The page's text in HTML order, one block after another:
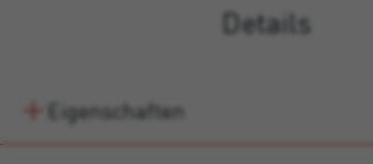
Details
Eigenschaften